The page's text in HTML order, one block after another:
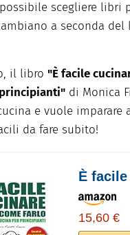
scegliere
a seconda
il libro "È facile
di Monica
e vuole imparare
da fare subito!
È
15,60 €